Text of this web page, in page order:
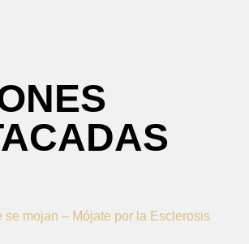
se mojan – Mójate por la Esclerosis